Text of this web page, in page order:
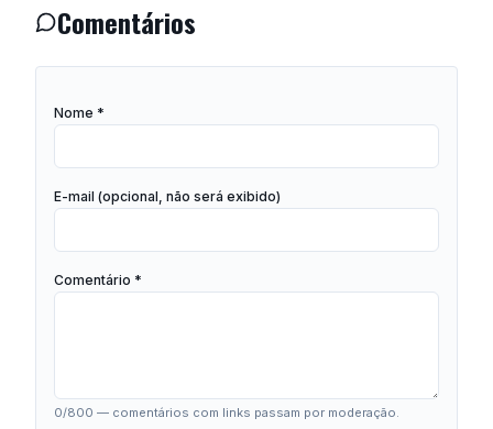
Comentários
Nome *
E-mail (opcional, não será exibido)
Comentário *
0/800 — comentários com links passam por moderação.